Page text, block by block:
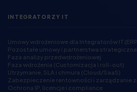
INTEGRATORZY IT
Umowy wdrożeniowe dla Integratorów IT
Pozostałe umowy i partnerstwa strategiczne
Faza analizy przedwdrożeniowej
Faza wdrożenia (Customizacja i roll-out)
Utrzymanie, SLA i chmura (Cloud/SaaS)
Zabezpieczenie rentowności i zarządzanie
Ochrona IP, licencje i compliance